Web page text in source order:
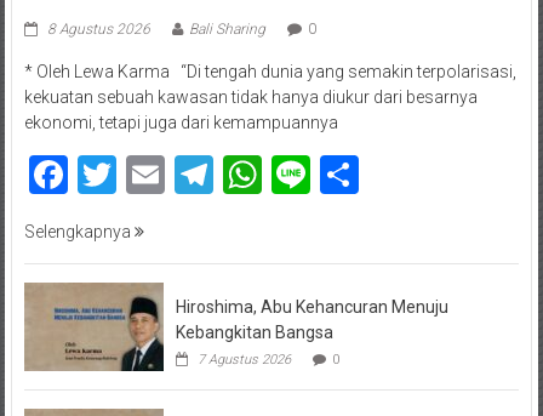
8 Agustus 2026 Bali Sharing 0
* Oleh Lewa Karma “Di tengah dunia yang semakin terpolarisasi,
kekuatan sebuah kawasan tidak hanya diukur dari besarnya
ekonomi, tetapi juga dari kemampuannya
Facebook
Twitter
EmailTelegram
WhatsApp
LineShare
Selengkapnya
Hiroshima, Abu Kehancuran Menuju
Kebangkitan Bangsa
7 Agustus 2026 0